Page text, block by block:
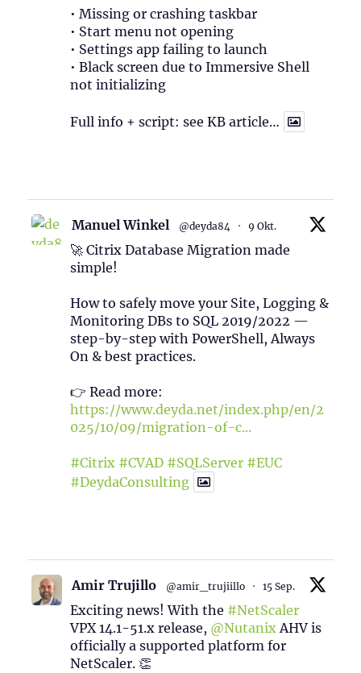
• Missing or crashing taskbar
• Start menu not opening
• Settings app failing to launch
• Black screen due to Immersive Shell
not initializing
Full info + script: see KB article…
Manuel Winkel @deyda84 · 9 Okt.
🚀 Citrix Database Migration made
simple!
How to safely move your Site, Logging &
Monitoring DBs to SQL 2019/2022 —
step-by-step with PowerShell, Always
On & best practices.
👉 Read more:
https://www.deyda.net/index.php/en/2
025/10/09/migration-of-c...
#Citrix #CVAD #SQLServer #EUC
#DeydaConsulting
Amir Trujillo @amir_trujiillo · 15 Sep.
Exciting news! With the #NetScaler
VPX 14.1-51.x release, @NutanixAHV is
officially a supported platform for
NetScaler. 👏